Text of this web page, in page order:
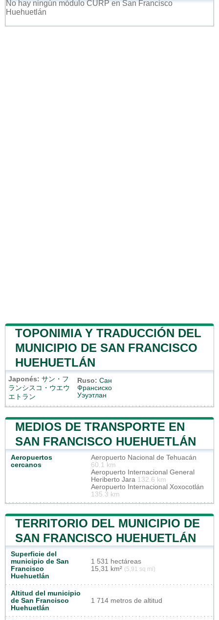
No hay ningún módulo CURP en San Francisco
Huehuetlán
TOPONIMIA Y TRADUCCIÓN DEL
MUNICIPIO DE SAN FRANCISCO
HUEHUETLÁN
Japonés: サン・フ
ランシスコ・ウエウ
エトラン
Ruso: Сан
Франсиско
Уэуэтлан
MEDIOS DE TRANSPORTE EN
SAN FRANCISCO HUEHUETLÁN
Aeropuertos
cercanos
Aeropuerto Nacional de Tehuacán
60.1 km
Aeropuerto Internacional General
Heriberto Jara 132.6 km
Aeropuerto Internacional Xoxocotlán
135.3 km
TERRITORIO DEL MUNICIPIO DE
SAN FRANCISCO HUEHUETLÁN
Superficie del
municipio de San
Francisco
Huehuetlán
1 531 hectáreas
15,31 km² (5,91 sq mi)
Altitud del municipio
de San Francisco
Huehuetlán
1 714 metros de altitud